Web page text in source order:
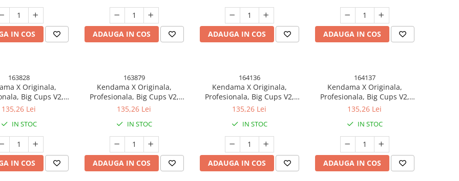
IN COS ADAUGA IN COS ADAUGA IN COS ADAUGA IN COS
163828
X Originala,
Big Cups V2,
Legendary Cupe
Galben/Verde
135,26 Lei
IN STOC
IN COS
163879
Kendama X Originala,
Profesionala, Big Cups V2,
Super Sticky Legendary Cupe
55 cm, Galben/Linii Rosii
135,26 Lei
IN STOC
ADAUGA IN COS
164136
Kendama X Originala,
Profesionala, Big Cups V2,
Super Sticky Legendary Cupe
55 cm, Verde Mix
135,26 Lei
IN STOC
ADAUGA IN COS
164137
Kendama X Originala,
Profesionala, Big Cups V2,
Super Sticky Legendary Cupe
55 cm, Purpuriu/Mov/Lila
135,26 Lei
IN STOC
ADAUGA IN COS